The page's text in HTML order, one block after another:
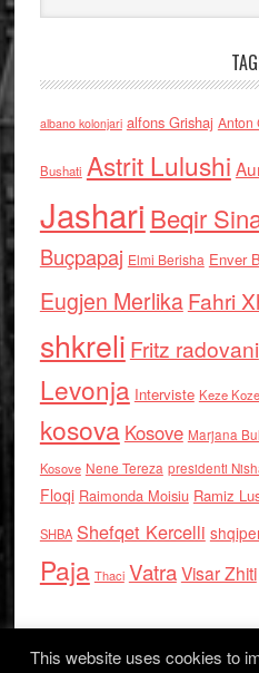
albano kolonjari alfons Grishaj Anton
Bushati Astrit Lulushi
Jashari Beqir
Buçpapaj Elmi Berisha Enver
Eugjen MerlikaFahri
shkreli Fritz radovani
Levonja Interviste Keze
kosova Kosove Marjana
Kosove Nene Tereza presidenti
Floqi Raimonda Moisiu Ramiz
SHBA Shefqet Kercelli
Paja Thaci VatraVisar Zhiti
This website uses cookies to